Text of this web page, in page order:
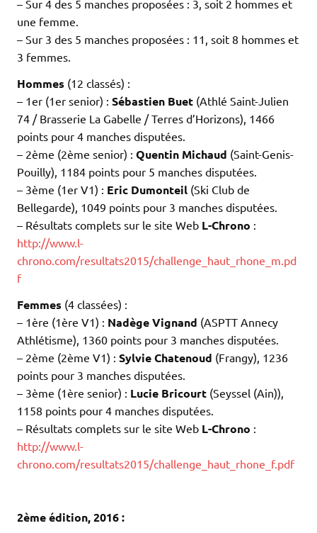
– Sur 4 des 5 manches proposées : 3, soit 2 hommes et
une femme.
– Sur 3 des 5 manches proposées : 11, soit 8 hommes et
3 femmes.
Hommes (12 classés) :
– 1er (1er senior) : Sébastien Buet (Athlé Saint-Julien
74 / Brasserie La Gabelle / Terres d’Horizons), 1466
points pour 4 manches disputées.
– 2ème (2ème senior) : Quentin Michaud (Saint-Genis-
Pouilly), 1184 points pour 5 manches disputées.
– 3ème (1er V1) : Eric Dumonteil (Ski Club de
Bellegarde), 1049 points pour 3 manches disputées.
– Résultats complets sur le site Web L-Chrono :
http://www.l-
chrono.com/resultats2015/challenge_haut_rhone_m.pd
f
Femmes (4 classées) :
– 1ère (1ère V1) : Nadège Vignand (ASPTT Annecy
Athlétisme), 1360 points pour 3 manches disputées.
– 2ème (2ème V1) : Sylvie Chatenoud (Frangy), 1236
points pour 3 manches disputées.
– 3ème (1ère senior) : Lucie Bricourt (Seyssel (Ain)),
1158 points pour 4 manches disputées.
– Résultats complets sur le site Web L-Chrono :
http://www.l-
chrono.com/resultats2015/challenge_haut_rhone_f.pdf
2ème édition, 2016 :